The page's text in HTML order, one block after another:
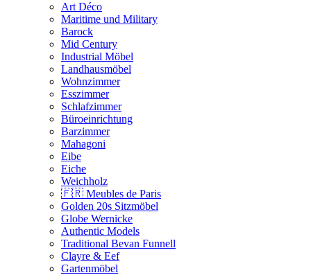
Art Déco
Maritime und Military
Barock
Mid Century
Industrial Möbel
Landhausmöbel
Wohnzimmer
Esszimmer
Schlafzimmer
Büroeinrichtung
Barzimmer
Mahagoni
Eibe
Eiche
Weichholz
🇫🇷 Meubles de Paris
Golden 20s Sitzmöbel
Globe Wernicke
Authentic Models
Traditional Bevan Funnell
Clayre & Eef
Gartenmöbel